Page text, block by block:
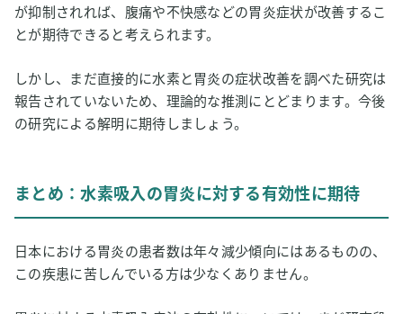
が抑制されれば、腹痛や不快感などの胃炎症状が改善するこ
とが期待できると考えられます。
しかし、まだ直接的に水素と胃炎の症状改善を調べた研究は
報告されていないため、理論的な推測にとどまります。今後
の研究による解明に期待しましょう。
まとめ：水素吸入の胃炎に対する有効性に期待
日本における胃炎の患者数は年々減少傾向にはあるものの、
この疾患に苦しんでいる方は少なくありません。